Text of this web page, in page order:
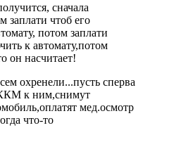
сначала
заплати чтоб его
потом заплати
к автомату,потом
он насчитает!
охренели...пусть сперва
к ним,снимут
мед.осмотр
что-то